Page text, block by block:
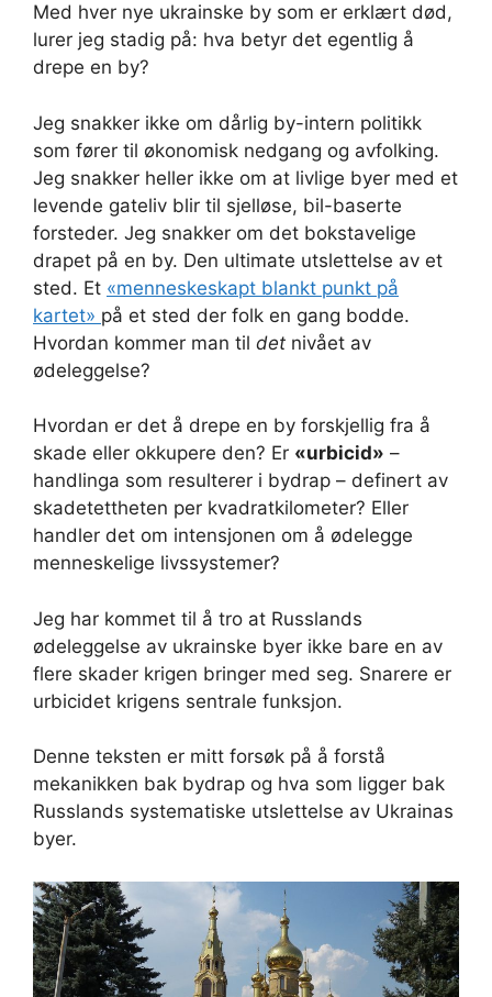
Med hver nye ukrainske by som er erklært død,
lurer jeg stadig på: hva betyr det egentlig å
drepe en by?
Jeg snakker ikke om dårlig by-intern politikk
som fører til økonomisk nedgang og avfolking.
Jeg snakker heller ikke om at livlige byer med et
levende gateliv blir til sjelløse, bil-baserte
forsteder. Jeg snakker om det bokstavelige
drapet på en by. Den ultimate utslettelse av et
sted. Et «menneskeskapt blankt punkt på
kartet» på et sted der folk en gang bodde.
Hvordan kommer man til det nivået av
ødeleggelse?
Hvordan er det å drepe en by forskjellig fra å
skade eller okkupere den? Er «urbicid» –
handlinga som resulterer i bydrap – definert av
skadetettheten per kvadratkilometer? Eller
handler det om intensjonen om å ødelegge
menneskelige livssystemer?
Jeg har kommet til å tro at Russlands
ødeleggelse av ukrainske byer ikke bare en av
flere skader krigen bringer med seg. Snarere er
urbicidet krigens sentrale funksjon.
Denne teksten er mitt forsøk på å forstå
mekanikken bak bydrap og hva som ligger bak
Russlands systematiske utslettelse av Ukrainas
byer.